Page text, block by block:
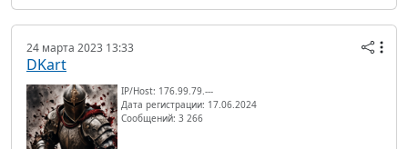
24 марта 2023 13:33
DKart
IP/Host: 176.99.79.---
Дата регистрации: 17.06.2024
Сообщений: 3 266